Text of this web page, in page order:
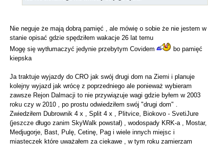
Nie neguje że mają dobrą pamięć , ale mówię o sobie że nie jestem w
stanie opisać gdzie spędziłem wakacje 26 lat temu
Mogę się wytłumaczyć jedynie przebytym Covidem
bo pamięć
kiepska
Ja traktuje wyjazdy do CRO jak swój drugi dom na Ziemi i planuje
kolejny wyjazd jak wrócę z poprzedniego ale ponieważ wybieram
zawsze Rejon Dalmacji to nie przywiązuje wagi gdzie byłem w 2003
roku czy w 2010 , po prostu odwiedziłem swój "drugi dom" .
Zwiedziłem Dubrownik 4 x , Split 4 x , Plitvice, Biokovo - SvetiJure
(jeszcze długo zanim SkyWalk powstał) , wodospady KRK-a , Mostar,
Medjugorje, Bast, Pulę, Cetinę, Pag i wiele innych miejsc i
miasteczek które uważałem za ciekawe , w tym roku zamierzam